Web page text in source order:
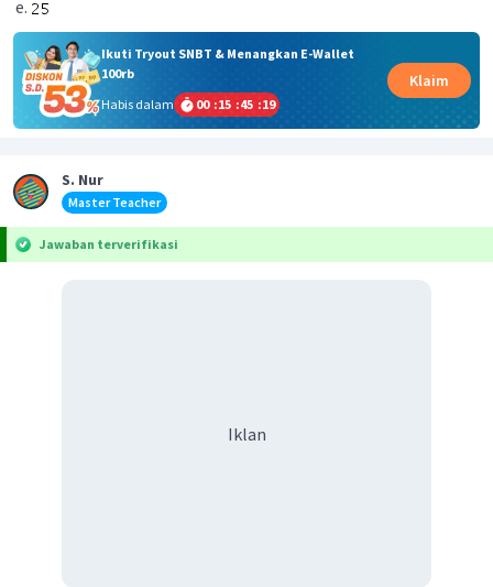
Ikuti Tryout SNBT & Menangkan E-Wallet
100rb
Habis dalam
00 :15 :45 :19
Klaim
S. Nur
Master Teacher
Jawaban terverifikasi
Iklan